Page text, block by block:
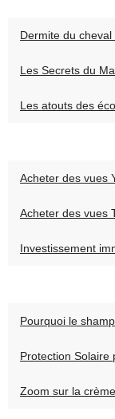
Dermite du
Les Secrets du
Les atouts des
Acheter des vues
Acheter des vues
Investissement
Pourquoi le
Protection Solaire
Zoom sur la